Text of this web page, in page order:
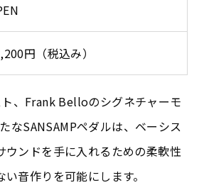
円（税込み）
、Frank Belloのシグネチャーモ
なSANSAMPペダルは、ベーシス
ウンドを手に入れるための柔軟性
音作りを可能にします。